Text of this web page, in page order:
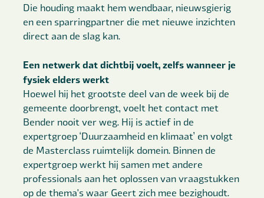
Die houding maakt hem wendbaar, nieuwsgierig
en een sparringpartner die met nieuwe inzichten
direct aan de slag kan.
Een netwerk dat dichtbij voelt, zelfs wanneer je
fysiek elders werkt
Hoewel hij het grootste deel van de week bij de
gemeente doorbrengt, voelt het contact met
Bender nooit ver weg. Hij is actief in de
expertgroep ‘Duurzaamheid en klimaat’ en volgt
de Masterclass ruimtelijk domein. Binnen de
expertgroep werkt hij samen met andere
professionals aan het oplossen van vraagstukken
op de thema's waar Geert zich mee bezighoudt.